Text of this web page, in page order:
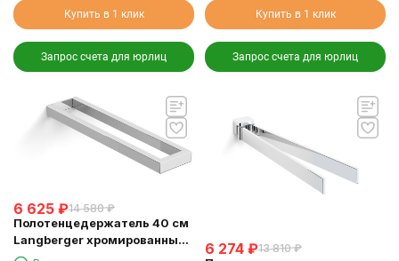
Купить в 1 клик
Запрос счета для юрлиц
Купить в 1 клик
Запрос счета для юрлиц
6 625 ₽14 580 ₽
Полотенцедержатель 40 см
Langberger хромированный
к стене двойной 30008A
6 274 ₽13 810 ₽